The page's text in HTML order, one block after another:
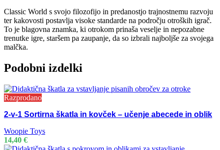
Classic World s svojo filozofijo in predanostjo trajnostnemu razvoju
ter kakovosti postavlja visoke standarde na področju otroških igrač.
To je blagovna znamka, ki otrokom prinaša veselje in nepozabne
trenutke igre, staršem pa zaupanje, da so izbrali najboljše za svojega
malčka.
Podobni izdelki
Razprodano
2-v-1 Sortirna škatla in kovček – učenje abecede in oblik
Woopie Toys
14,40 €